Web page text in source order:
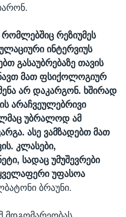
რომლებშიც რეზიუმეს
ინტერვიუს
გასაუბრებაზე თავის
მათ ფსიქოლოგიურ
არ დაკარგონ. ხშირად
არაჩვეულებრივი
უბრალოდ ამ
ასე ვამზადებთ მათ
კლასები,
სადაც უმუშევრები
ყველაფერი უფასოა
ბრაუნი.